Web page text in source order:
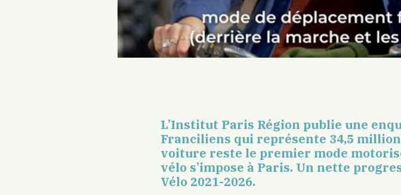
L’Institut Paris Région publie une
Franciliens qui représente 34,5
voiture reste le premier mode
vélo s’impose à Paris. Un nette
Vélo 2021-2026.